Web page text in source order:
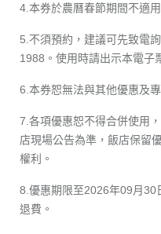
4.本券於農曆春節期間不適
5.不須預約，建議可先致電
1988。使用時請出示本電子
6.本券恕無法與其他優惠及
7.各項優惠恕不得合併使用
店現場公告為準，飯店保留
權利。
8.優惠期限至2026年09月30
退費。